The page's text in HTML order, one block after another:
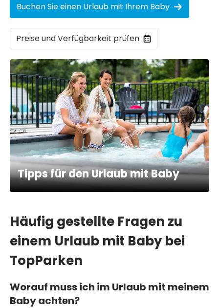
Buchen Sie einen Urlaub mit Ihrem Baby
Preise und Verfügbarkeit prüfen
Tipps für den Urlaub mit Baby
Häufig gestellte Fragen zu
einem Urlaub mit Baby bei
TopParken
Worauf muss ich im Urlaub mit meinem
Baby achten?